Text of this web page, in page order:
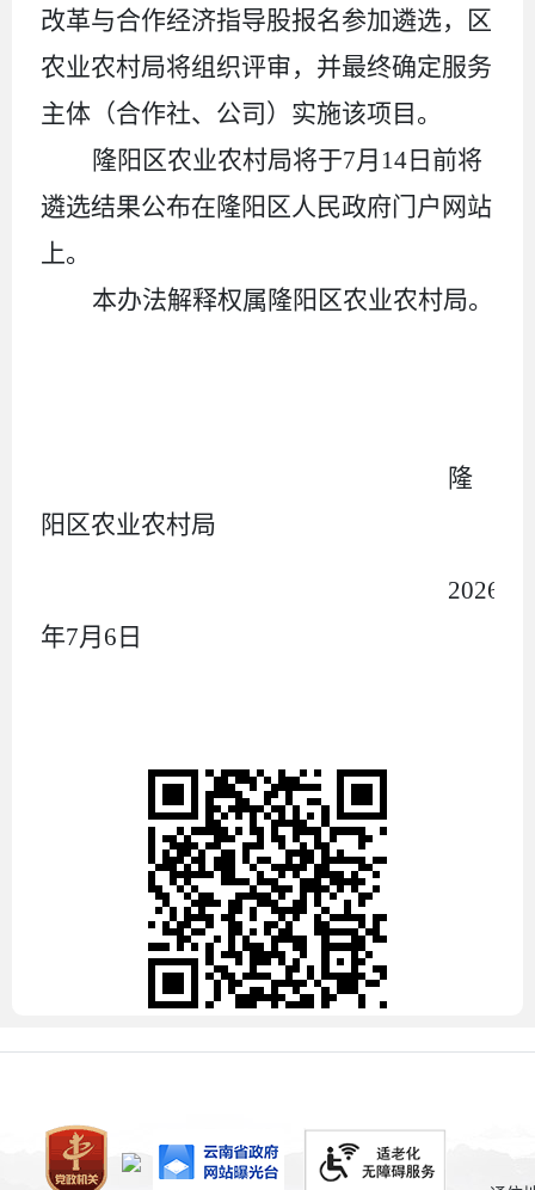
改革与合作经济指导股报名参加遴选，区
农业农村局将组织评审，并最终确定服务
主体（合作社、公司）实施该项目。
隆阳区农业农村局将于7月 14 日前将
遴选结果公布在隆阳区人民政府门户网站
上。
本办法解释权属隆阳区农业农村局。
隆
阳区农业农村局
2026
年7月 6 日